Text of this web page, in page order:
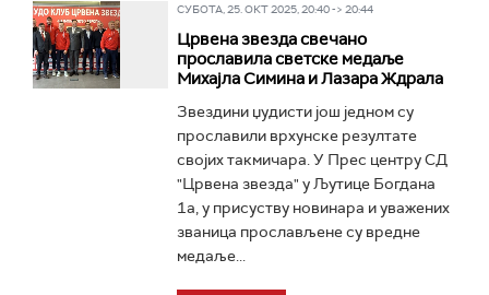
СУБОТА, 25. ОКТ 2025, 20:40 -> 20:44
Црвена звезда свечано
прославила светске медаље
Михајла Симина и Лазара Ждрала
Звездини џудисти још једном су
прославили врхунске резултате
својих такмичара. У Прес центру СД
"Црвена звезда" у Љутице Богдана
1а, у присуству новинара и уважених
званица прослављене су вредне
медаље...